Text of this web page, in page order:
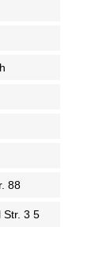
88
Str. 3 5